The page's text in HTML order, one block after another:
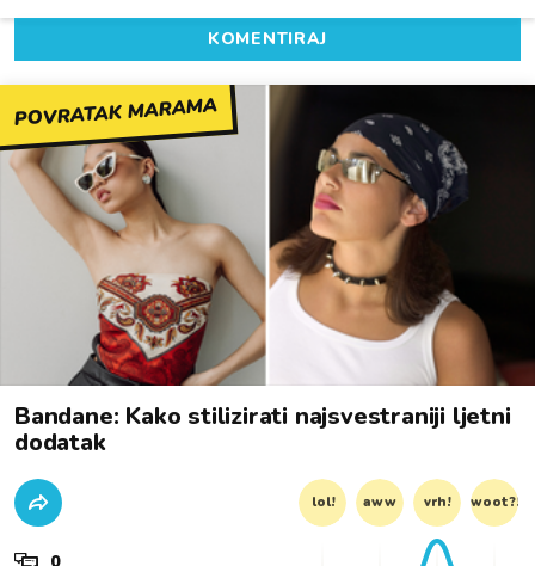
KOMENTIRAJ
POVRATAK MARAMA
Bandane: Kako stilizirati najsvestraniji ljetni
dodatak
lol! aww vrh! woot?!